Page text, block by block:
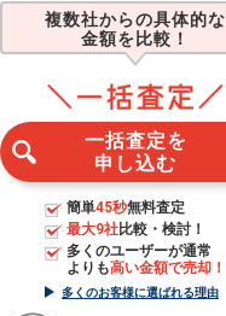
複数社からの具体的な
金額を比較！
一括査定を
申し込む
簡単45秒無料査定
最大9社比較・検討！
多くのユーザーが通常
よりも高い金額で売却！
多くのお客様に選ばれる理由